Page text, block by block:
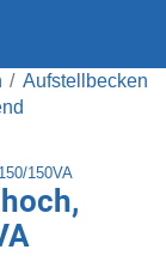
Aufstellbecken